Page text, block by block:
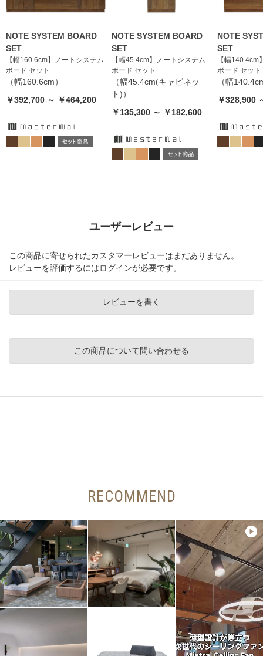
NOTE SYSTEM BOARD
SET
【幅160.6cm】ノートシステム
ボード セット
（幅160.6cm）
￥392,700 ～ ￥464,200
NOTE SYSTEM BOARD
SET
【幅45.4cm】ノートシステム
ボード セット
（幅45.4cm(キャビネッ
ト)）
￥135,300 ～ ￥182,600
NOTE
SET
【幅140.4cm
ボード セット
（幅
￥328,900
ユーザーレビュー
この商品に寄せられたカスタマーレビューはまだありません。
レビューを評価するにはログインが必要です。
レビューを書く
この商品について問い合わせる
RECOMMEND